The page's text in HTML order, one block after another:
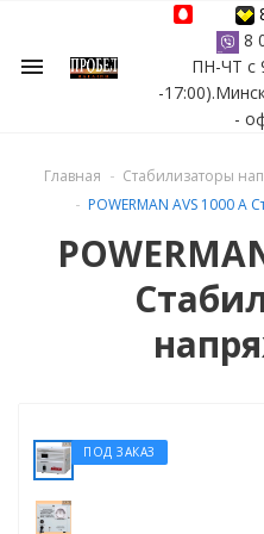
menu
8
ПН-ЧТ с
-
-
Главная Стабилизаторы
POWERMAN AVS 1000
ПОД ЗАКАЗ